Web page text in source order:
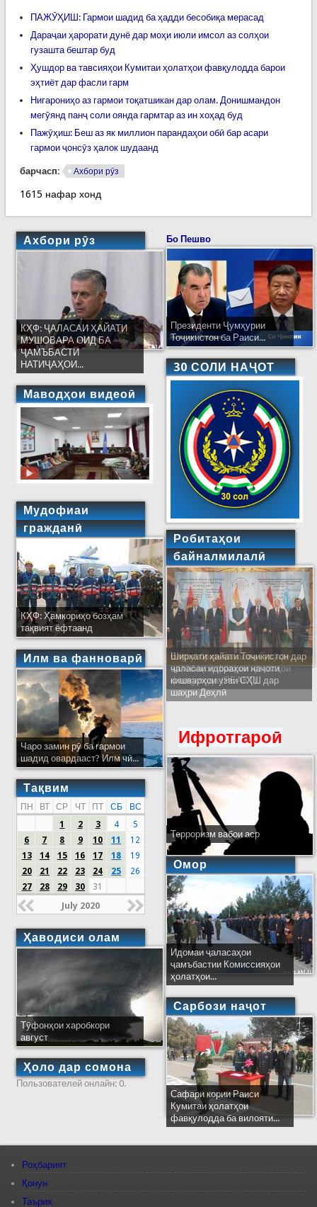
ПАЖӮҲИШ: Гармои шадид ба ҳадди бесобиқа мерасад
Дараҷаи ҳарорати дунё дар моҳи июли имсол аз солҳои
гузашта бештар буд
Ҳушдор ва тавсияҳои Кумитаи ҳолатҳои фавқулодда барои
эҳтиёт дар фасли гарм
Нигарониҳо аз гармои тоқатшикан дар олам. Донишмандон
мегӯянд панҷ соли оянда гармтар аз ин хоҳад буд
Пажӯҳиш: Беш аз як миллион парандаҳои обӣ бар асари
гармои ҷонсӯз ҳалок шудаанд
барчасп: Ахбори рӯз
1615 нафар хонд
Ахбори рӯз
КҲФ: ҶАЛАСАИ ҲАЙАТИ
МУШОВАРА ОИД БА
ҶАМЪБАСТИ
НАТИҶАҲОИ...
Маводҳои видеоӣ
Мудофиаи
гражданӣ
КҲФ: Ҳамкориҳо бозҳам
тақвият ёфтаанд
Илм ва фанноварӣ
Чаро замин рӯ ба гармои
шадид овардааст? Илм чӣ...
Тақвим
ПН ВТ СР ЧТ ПТ СБ
ВС
1
2 3 4
5
6
7 8 9 10 11
12
13
14 15 16 17 18
19
20
21 22 23 24 25
26
27
28 29 30 31
July 2020
Ҳаводиси олам
Тӯфонҳои харобкори
август
Ҳоло дар сомона
Пользователей онлайн: 0.
Бо Пешво
Президенти Ҷумҳурии
Тоҷикистон ба Раиси...
30 СОЛИ НАҶОТ
Робитаҳои
байналмилалӣ
Ширкати ҳайати Тоҷикистон дар
ҷаласаи идораҳои наҷоти
кишварҳои узви СҲШ дар
шаҳри Деҳлӣ
Ифротгароӣ
Терроризм вабои аср
Омор
Идомаи ҷаласаҳои
ҷамъбастии Комиссияҳои
ҳолатҳои...
Сарбози наҷот
Сафари кории Раиси
Кумитаи ҳолатҳои
фавқулодда ба вилояти...
Роҳбарият
Қонун
Таърих